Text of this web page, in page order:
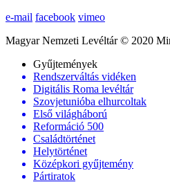
e-mail facebook vimeo
Magyar Nemzeti Levéltár © 2020
Gyűjtemények
Rendszerváltás vidéken
Digitális Roma levéltár
Szovjetunióba elhurcoltak
Első világháború
Reformáció 500
Családtörténet
Helytörténet
Középkori gyűjtemény
Pártiratok